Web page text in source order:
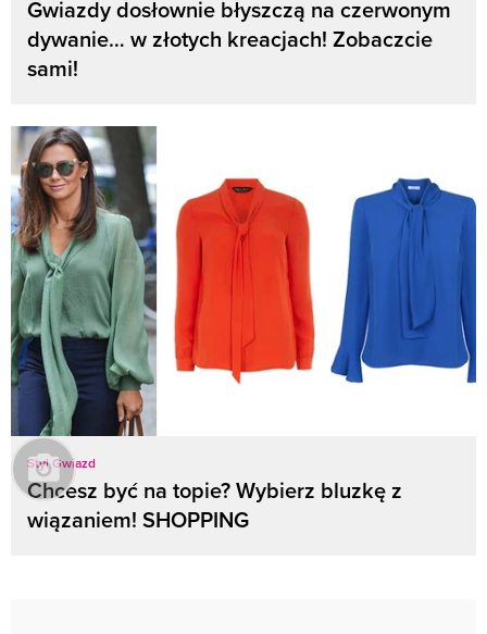
Gwiazdy dosłownie błyszczą na czerwonym
dywanie… w złotych kreacjach! Zobaczcie
sami!
Styl Gwiazd
Chcesz być na topie? Wybierz bluzkę z
wiązaniem! SHOPPING